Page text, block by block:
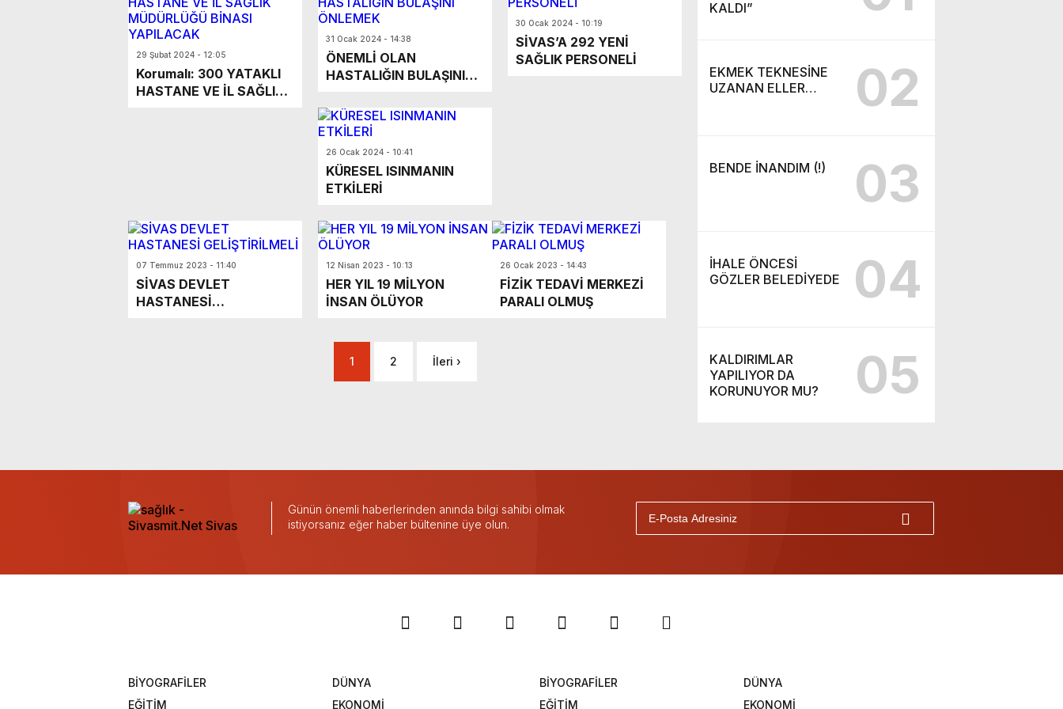
29 Şubat 2024 - 12:05
Korumalı: 300 YATAKLI
HASTANE VE İL SAĞLIK
31 Ocak 2024 - 14:38
ÖNEMLİ OLAN
HASTALIĞIN BULAŞINI
30 Ocak 2024 - 10:19
SİVAS’A 292 YENİ
SAĞLIK PERSONELİ
26 Ocak 2024 - 10:41
KÜRESEL ISINMANIN
ETKİLERİ
07 Temmuz 2023 - 11:40
SİVAS DEVLET
HASTANESİ
12 Nisan 2023 - 10:13
HER YIL 19 MİLYON
İNSAN ÖLÜYOR
26 Ocak 2023 - 14:43
FİZİK TEDAVİ MERKEZİ
PARALI OLMUŞ
1 2 İleri ›
KALDI”
EKMEK TEKNESİNE
UZANAN ELLER…
02
BENDE İNANDIM (!) 03
İHALE ÖNCESİ
GÖZLER BELEDİYEDE
04
KALDIRIMLAR
YAPILIYOR DA
KORUNUYOR MU?
05
Günün önemli haberlerinden anında bilgi sahibi olmak
istiyorsanız eğer haber bültenine üye olun.
BİYOGRAFİLER
DÜNYA
EĞİTİM
EKONOMİ
BİYOGRAFİLER
DÜNYA
EĞİTİM
EKONOMİ